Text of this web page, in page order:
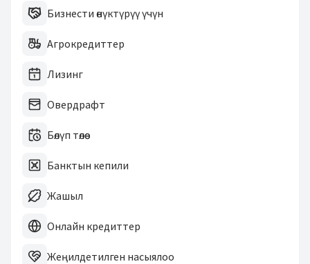
Бизнести өнүктүрүү үчүн
Агрокредиттер
Лизинг
Овердрафт
Бөлүп төлөө
Банктын кепили
Жашыл
Онлайн кредиттер
Жеңилдетилген насыялоо